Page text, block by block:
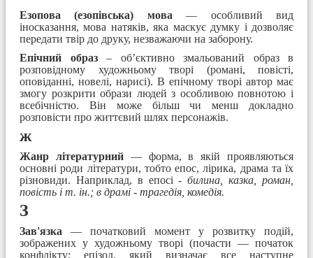
Езопова (езопівська) мова — особливий вид
іносказання, мова натяків, яка маскує думку і дозволяє
передати твір до друку, незважаючи на заборону.
Епічний образ– об’єктивно змальований образ в
розповідному художньому творі (романі, повісті,
оповіданні, новелі, нарисі). В епічному творі автор має
змогу розкрити образи людей з особливою повнотою і
всебічністю. Він може більш чи менш докладно
розповісти про життєвий шлях персонажів.
ж
Жанр літературний— форма, в якій проявляються
основні роди літератури, тобто епос, лірика, драма та їх
різновиди. Наприклад, в епосі -билина, казка, роман,
повість і т. ін.; в драмі - трагедія, комедія.
З
Зав'язка — початковий момент у розвитку подій,
зображених у художньому творі (почасти — початок
конфлікту; епізод, який визначає все наступне